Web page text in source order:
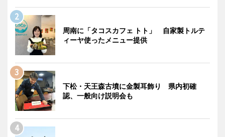
周南に「タコスカフェ トト」 自家製トルテ
ィーヤ使ったメニュー提供
下松・天王森古墳に金製耳飾り 県内初確
認、一般向け説明会も